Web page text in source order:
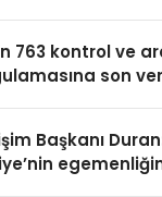
763 kontrol ve
son
Başkanı